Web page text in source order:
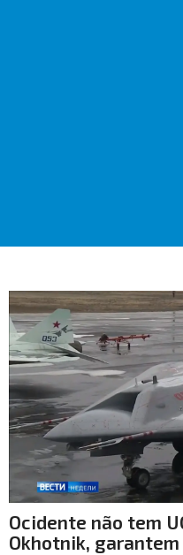
Ocidente não tem
Okhotnik,